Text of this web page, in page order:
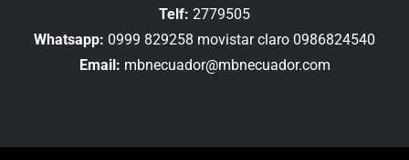
Telf: 2779505
Whatsapp: 0999 829258 movistar claro 0986824540
Email: mbnecuador@mbnecuador.com